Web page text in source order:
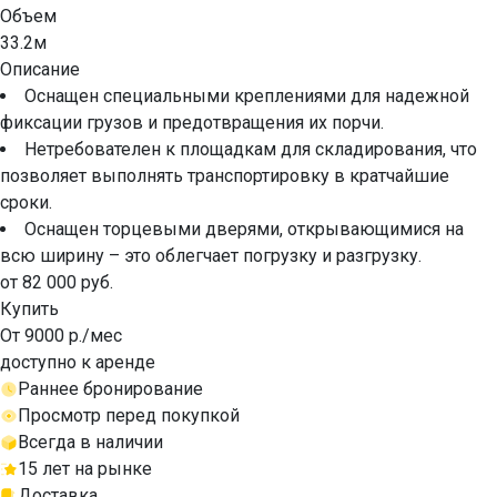
Объем
33.2м
Описание
Оснащен специальными креплениями для надежной
фиксации грузов и предотвращения их порчи.
Нетребователен к площадкам для складирования, что
позволяет выполнять транспортировку в кратчайшие
сроки.
Оснащен торцевыми дверями, открывающимися на
всю ширину – это облегчает погрузку и разгрузку.
от 82 000 руб.
Купить
От 9000 р./мес
доступно к аренде
Раннее бронирование
Просмотр перед покупкой
Всегда в наличии
15 лет на рынке